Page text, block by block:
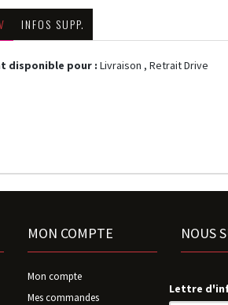
INFOS SUPP.
disponible pour : Livraison , Retrait Drive
MON COMPTE
Mon compte
Mes commandes
NOUS
Lettre